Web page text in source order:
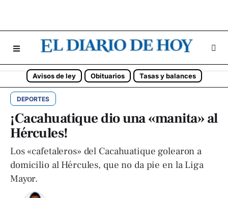
Avisos de ley Obituarios Tasas y balances
DEPORTES
¡Cacahuatique dio una «manita» al
Hércules!
Los «cafetaleros» del Cacahuatique golearon a
domicilio al Hércules, que no da pie en la Liga
Mayor.